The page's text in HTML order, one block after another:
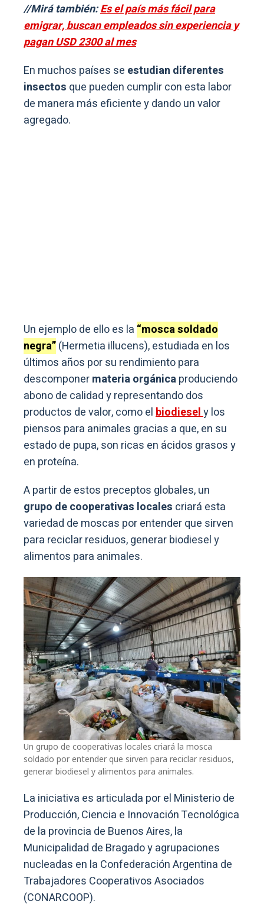
//Mirá también:Es el país más fácil para
emigrar, buscan empleados sin experiencia y
pagan USD 2300 al mes
En muchos países se estudian diferentes
insectos que pueden cumplir con esta labor
de manera más eficiente y dando un valor
agregado.
Un ejemplo de ello es la “mosca soldado
negra”(Hermetia illucens), estudiada en los
últimos años por su rendimiento para
descomponermateria orgánicaproduciendo
abono de calidad y representando dos
productos de valor, como elbiodiesely los
piensos para animales gracias a que, en su
estado de pupa, son ricas en ácidos grasos y
en proteína.
A partir de estos preceptos globales, un
grupo de cooperativas locales criará esta
variedad de moscas por entender que sirven
para reciclar residuos, generar biodiesel y
alimentos para animales.
Un grupo de cooperativas locales criará la mosca
soldado por entender que sirven para reciclar residuos,
generar biodiesel y alimentos para animales.
La iniciativa es articulada por el Ministerio de
Producción, Ciencia e Innovación Tecnológica
de la provincia de Buenos Aires, la
Municipalidad de Bragado y agrupaciones
nucleadas en la Confederación Argentina de
Trabajadores Cooperativos Asociados
(CONARCOOP).